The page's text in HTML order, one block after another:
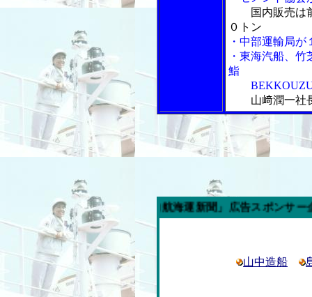
国内販売は
０トン
・中部運輸局
・東海汽船、
鮨
山﨑潤一社
今週の「内航海運新聞」広告スポンサー企業
山中造船